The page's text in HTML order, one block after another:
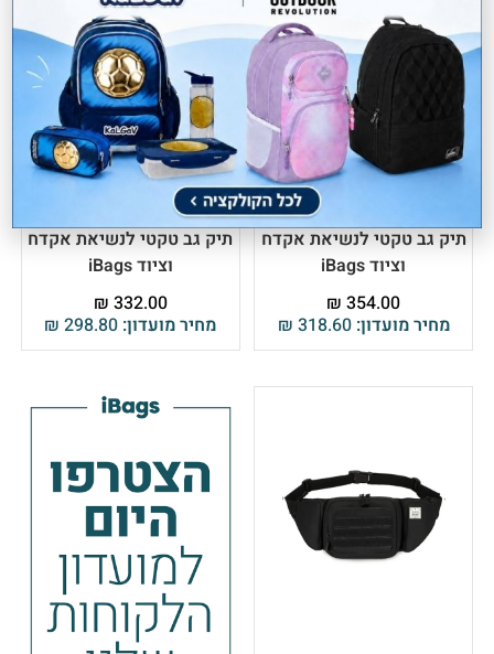
תיק גב טקטי לנשיאת אקדח
וציוד iBags
מחיר מועדון: ₪ 318.60
₪ 354.00
תיק גב טקטי לנשיאת אקדח
וציוד iBags
מחיר מועדון: ₪ 298.80
₪ 332.00